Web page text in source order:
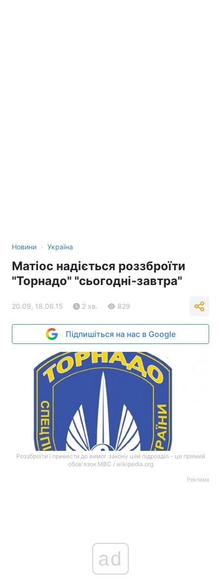
Новини › Україна
Матіос надіється роззброїти
"Торнадо" "сьогодні-завтра"
20:09, 18.06.15 2 хв. 829
Підпишіться на нас в Google
Роззброїти і привести до вимог закону цей підрозділ - це прямий
обов'язок МВС / wikipedia.org
Реклама
ad